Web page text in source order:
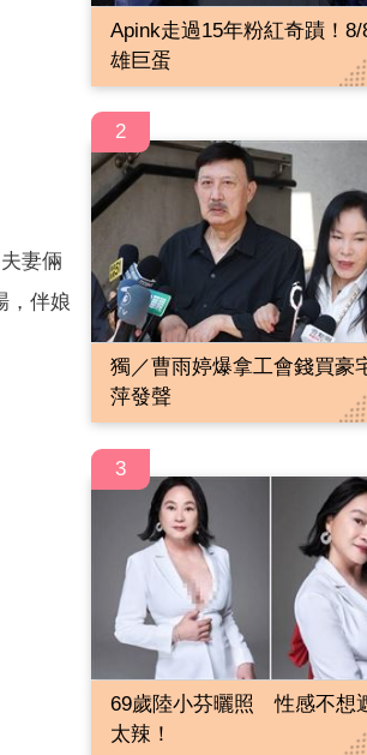
妻倆
，伴娘
Apink走過15年粉紅奇蹟！
雄巨蛋
2
獨／曹雨婷爆拿工會錢買
萍發聲
3
69歲陸小芬曬照 性感不想
太辣！